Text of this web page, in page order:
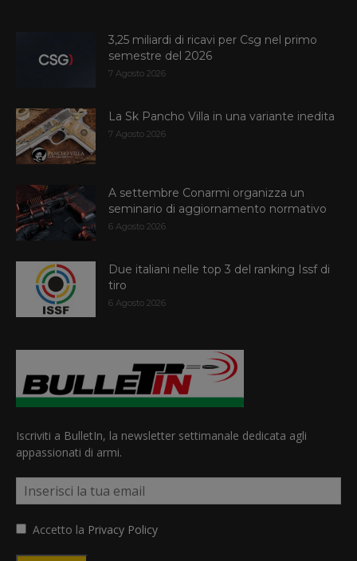
3,25 miliardi di ricavi per Csg nel primo
semestre del 2026
7 Agosto 2026
La Sk Pancho Villa in una variante inedita
7 Agosto 2026
A settembre Conarmi organizza un
seminario di aggiornamento normativo
6 Agosto 2026
Due italiani nelle top 3 del ranking Issf di
tiro
6 Agosto 2026
Iscriviti a BulletIn, la newsletter settimanale dedicata agli
appassionati di armi.
Accetto la Privacy Policy